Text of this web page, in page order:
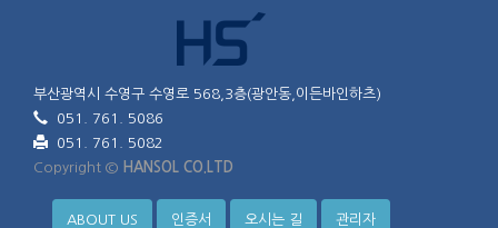
부산광역시 수영구 수영로 568,3층(광안동,이든바인하츠)
051. 761. 5086
051. 761. 5082
Copyright © HANSOL CO.LTD
ABOUT US 인증서 오시는 길 관리자